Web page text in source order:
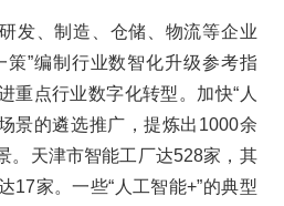
发、制造、仓储、物流等企业
策”编制行业数智化升级参考指
重点行业数字化转型。加快“人
景的遴选推广，提炼出1000余
。天津市智能工厂达528家，其
17家。一些“人工智能+”的典型